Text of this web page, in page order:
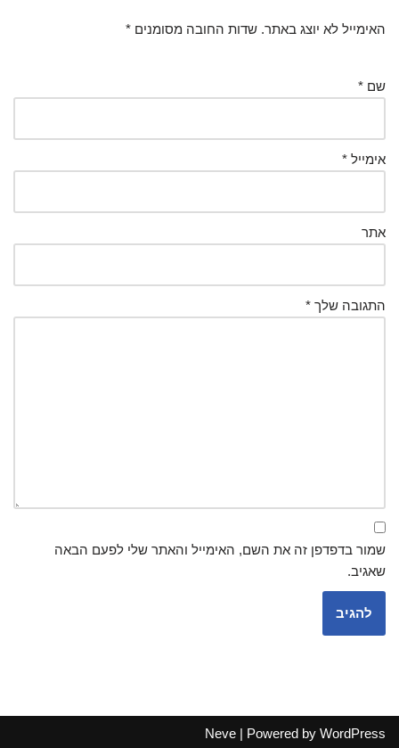
האימייל לא יוצג באתר. שדות החובה מסומנים *
שם *
אימייל *
אתר
התגובה שלך *
שמור בדפדפן זה את השם, האימייל והאתר שלי לפעם הבאה
שאגיב.
Neve | Powered by WordPress